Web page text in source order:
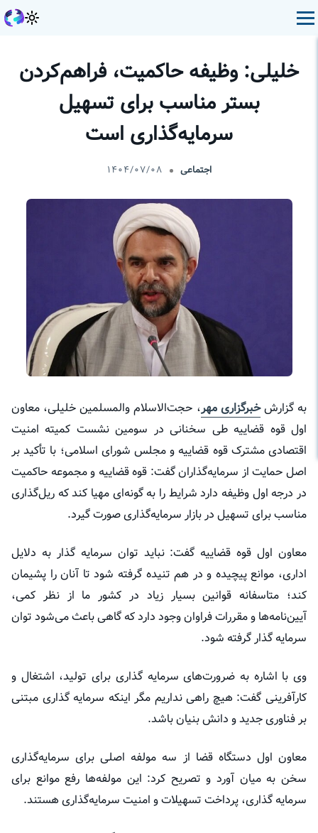
خلیلی: وظیفه حاکمیت، فراهم‌کردن
بستر مناسب برای تسهیل
سرمایه‌گذاری است
اجتماعی ۱۴۰۴/۰۷/۰۸
به گزارشخبرگزاری مهر، حجت‌الاسلام والمسلمین خلیلی، معاون
اول قوه قضاییه طی سخنانی در سومین نشست کمیته امنیت
اقتصادی مشترک قوه قضاییه و مجلس شورای اسلامی؛ با تأکید بر
اصل حمایت از سرمایه‌گذاران گفت: قوه قضاییه و مجموعه حاکمیت
در درجه اول وظیفه دارد شرایط را به گونه‌ای مهیا کند که ریل‌گذاری
مناسب برای تسهیل در بازار سرمایه‌گذاری صورت گیرد.
معاون اول قوه قضاییه گفت: نباید توان سرمایه گذار به دلایل
اداری، موانع پیچیده و در هم تنیده گرفته شود تا آنان را پشیمان
کند؛ متاسفانه قوانین بسیار زیاد در کشور ما از نظر کمی،
آیین‌نامه‌ها و مقررات فراوان وجود دارد که گاهی باعث می‌شود توان
سرمایه گذار گرفته شود.
وی با اشاره به ضرورت‌های سرمایه گذاری برای تولید، اشتغال و
کارآفرینی گفت: هیچ راهی نداریم مگر اینکه سرمایه گذاری مبتنی
بر فناوری جدید و دانش بنیان باشد.
معاون اول دستگاه قضا از سه مولفه اصلی برای سرمایه‌گذاری
سخن به میان آورد و تصریح کرد: این مولفه‌ها رفع موانع برای
سرمایه گذاری، پرداخت تسهیلات و امنیت سرمایه‌گذاری هستند.